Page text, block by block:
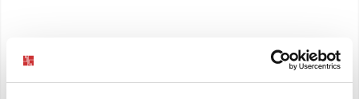
Persönliches Erstgespräch.